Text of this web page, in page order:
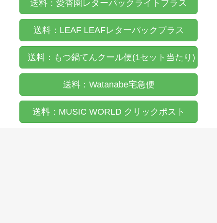
送料：愛香園レターパックライトプラス
送料：LEAF LEAFレターパックプラス
送料：もつ鍋てんクール便(1セット当たり)
送料：Watanabe宅急便
送料：MUSIC WORLD クリックポスト